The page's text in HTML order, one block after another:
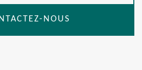
NOUS